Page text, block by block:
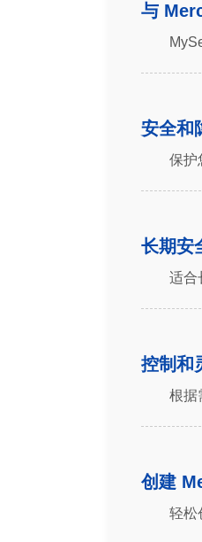
与
安全和
保护
长期安
适合
控制和
根据
创建
轻松